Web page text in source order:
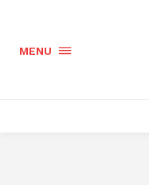
MENU